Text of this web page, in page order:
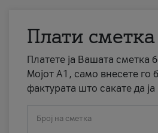
Плати сметка
Платете ја Вашата сметка
Мојот А1, само внесете го
фактурата што сакате да ја
Број на сметка